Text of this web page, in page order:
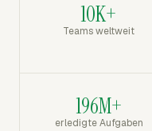
10K+
Teams weltweit
196M+
erledigte Aufgaben